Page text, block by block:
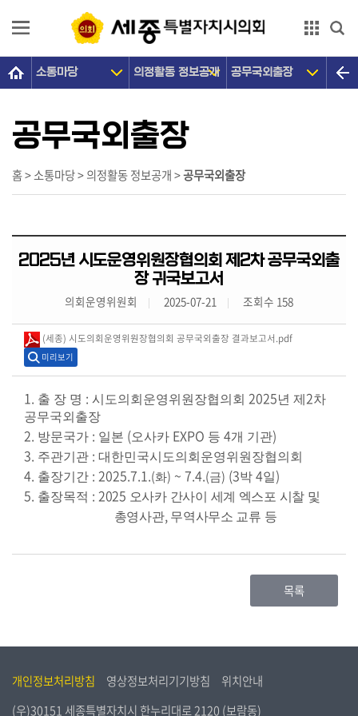
의
개
의
원
장
의
동
의
의
소통마당 의정활동 정보공개 공무국외출장
홈 > 소통마당 > 의정활동 정보공개 >공무국외출장
공무국외출장
2025년 시도운영위원장협의회 제2차 공무국외출
장 귀국보고서
의회운영위원회 2025-07-21 조회수 158
(세종) 시도의회운영위원장협의회 공무국외출장 결과보고서.pdf
미리보기
1. 출 장 명 : 시도의회운영위원장협의회 2025년 제 2차
공무국외출장
2. 방문국가 : 일본 (오사카 EXPO 등 4개 기관)
3. 주관기관 : 대한민국시도의회운영위원장협의회
4. 출장기간 : 2025.7.1.(화) ~ 7.4.(금) (3박 4일)
5. 출장목적 : 2025 오사카 간사이 세계 엑스포 시찰 및
총영사관, 무역사무소 교류 등
목록
개인정보처리방침 영상정보처리기기방침
위치안내
(우)30151 세종특별자치시 한누리대로 2120 (보람동)